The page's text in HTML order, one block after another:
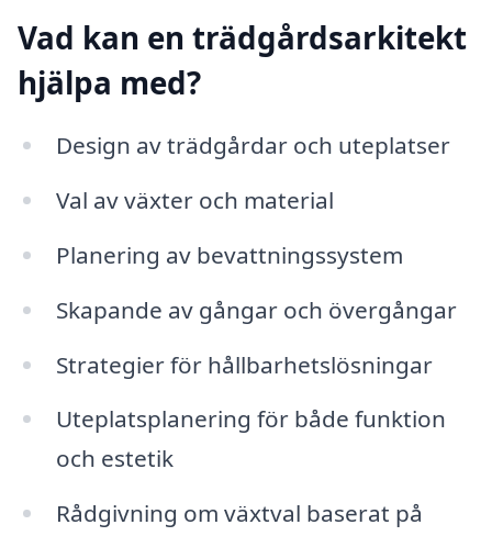
Vad kan en trädgårdsarkitekt
hjälpa med?
Design av trädgårdar och uteplatser
Val av växter och material
Planering av bevattningssystem
Skapande av gångar och övergångar
Strategier för hållbarhetslösningar
Uteplatsplanering för både funktion
och estetik
Rådgivning om växtval baserat på